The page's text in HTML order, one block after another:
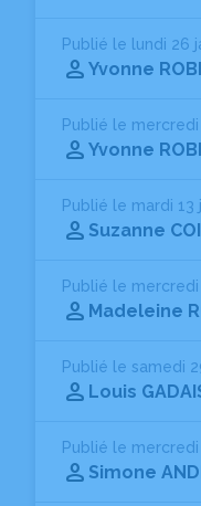
Publié le lundi 26
Yvonne
Publié le
Yvonne
Publié le mardi 13
Suzanne
Publié le
Madeleine
Publié le samedi
Louis
Publié le
Simone